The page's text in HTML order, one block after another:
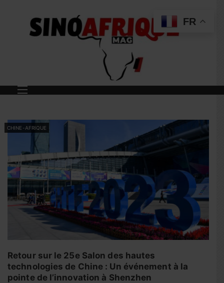
CHINE-AFRIQUE
Retour sur le 25e Salon des hautes
technologies de Chine : Un événement à la
pointe de l’innovation à Shenzhen
FR